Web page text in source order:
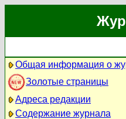
Общая информация о
Золотые страницы
Адреса редакции
Содержание журнала